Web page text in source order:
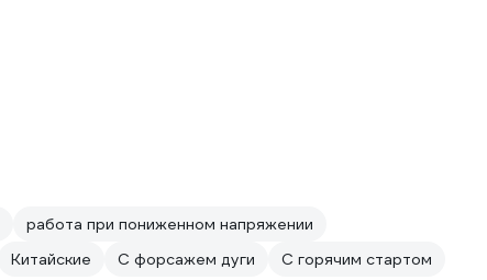
работа при пониженном напряжении
Китайские С форсажем дуги
С горячим стартом